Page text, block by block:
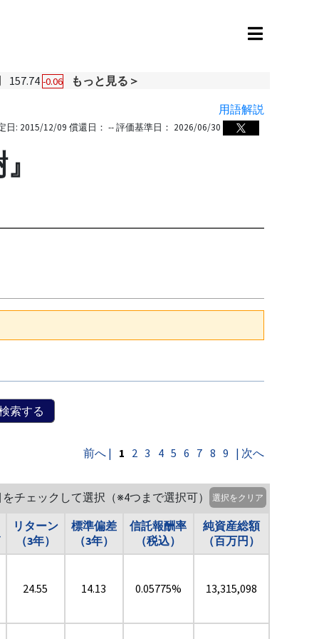
157.74 -0.06
もっと見る＞
用語解説
日: 2015/12/09 償還日： -- 評価基準日： 2026/06/30
索する
前へ | 1 2 3 4 5 6 7 8 9 | 次へ
チェックして選択（※4つまで選択可） 選択をクリア
リターン
（3年）
標準偏差
（3年）
信託報酬率
（税込）
純資産総額
（百万円）
24.55 14.13 0.05775% 13,315,098